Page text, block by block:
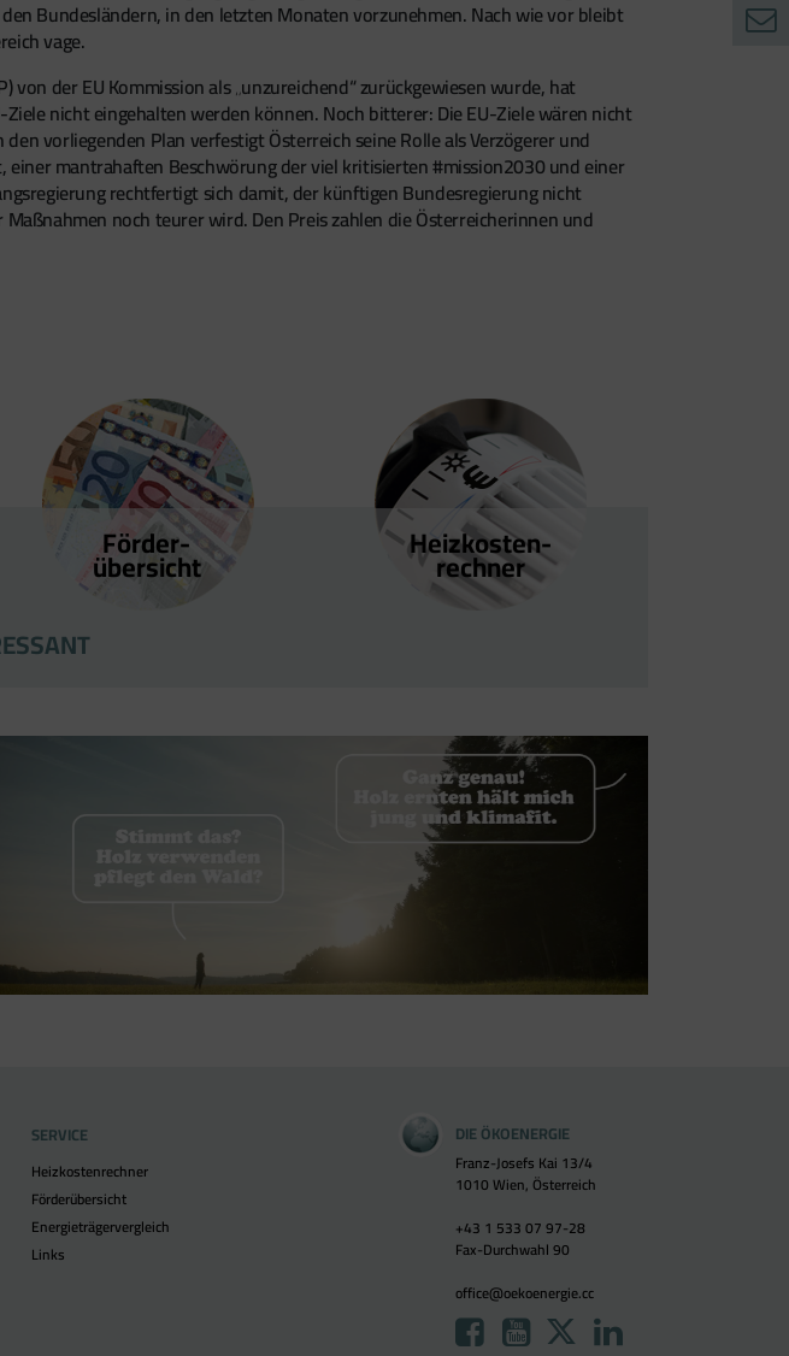
Bundesländern, in den letzten Monaten vorzunehmen. Nach wie vor bleibt
vage.
von der EU Kommission als „unzureichend“ zurückgewiesen wurde, hat
nicht eingehalten werden können. Noch bitterer: Die EU-Ziele wären nicht
vorliegenden Plan verfestigt Österreich seine Rolle als Verzögerer und
einer mantrahaften Beschwörung der viel kritisierten #mission2030 und einer
rechtfertigt sich damit, der künftigen Bundesregierung nicht
noch teurer wird. Den Preis zahlen die Österreicherinnen und
Förder­
übersicht Heizkosten­
rechner
SERVICE
Heizkostenrechner
Förderübersicht
Energieträgervergleich
Links
DIE ÖKOENERGIE
Franz-Josefs Kai 13/4
1010 Wien, Österreich
+43 1 533 07 97-28
Fax-Durchwahl 90
office@oekoenergie.cc